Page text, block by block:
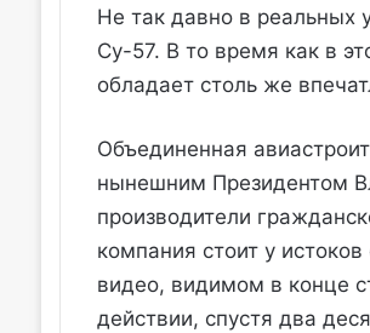
Не так давно в реальных
Су-57. В то время как в
обладает столь же
Объединенная
нынешним Президентом
производители
компания стоит у
видео, видимом в конце
действии, спустя два